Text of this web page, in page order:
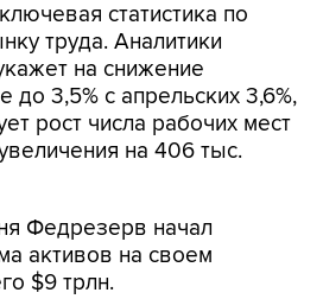
статистика по
труда. Аналитики
на снижение
3,5% с апрельских 3,6%,
рост числа рабочих мест
на 406 тыс.
Федрезерв начал
активов на своем
$9 трлн.